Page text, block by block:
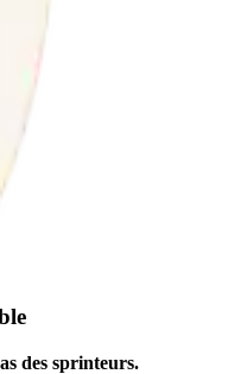
des sprinteurs.